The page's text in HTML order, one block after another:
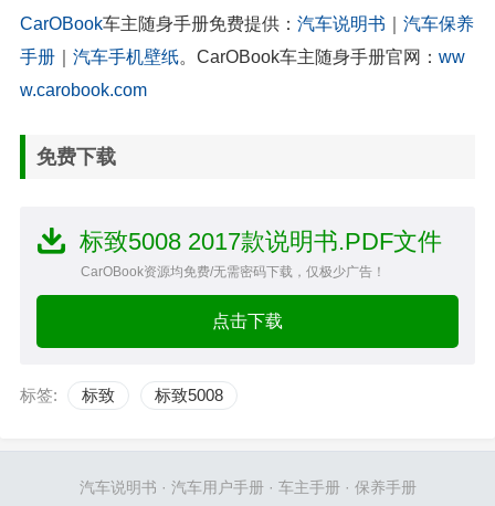
CarOBook车主随身手册免费提供： 汽车说明书
汽车保养
手册
汽车手机壁纸。CarOBook车主随身手册官网： ww
w.carobook.com
免费下载
标致5008 2017款说明书.PDF文件
CarOBook资源均免费/无需密码下载，仅极少广告！
点击下载
标签: 标致 标致5008
汽车说明书 · 汽车用户手册· 车主手册· 保养手册